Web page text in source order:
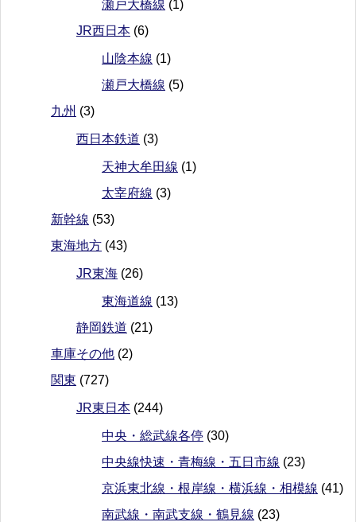
瀬戸大橋線 (1)
JR西日本 (6)
山陰本線 (1)
瀬戸大橋線 (5)
九州 (3)
西日本鉄道 (3)
天神大牟田線 (1)
太宰府線 (3)
新幹線 (53)
東海地方 (43)
JR東海 (26)
東海道線 (13)
静岡鉄道 (21)
車庫その他 (2)
関東 (727)
JR東日本 (244)
中央・総武線各停 (30)
中央線快速・青梅線・五日市線 (23)
京浜東北線・根岸線・横浜線・相模線 (41)
南武線・南武支線・鶴見線 (23)